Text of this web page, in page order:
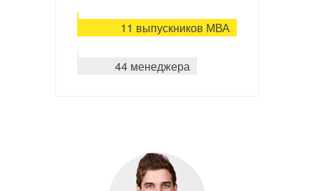
11 выпускников МВА
44 менеджера